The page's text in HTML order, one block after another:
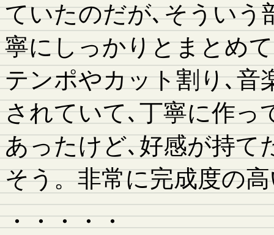
ていたのだが､そういう
寧にしっかりとまとめ
テンポやカット割り､音
されていて､丁寧に作っ
あったけど､好感が持て
そう。非常に完成度の
・・・・・